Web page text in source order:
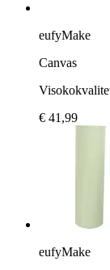
eufyMake
Canvas
€ 41,99
eufyMake